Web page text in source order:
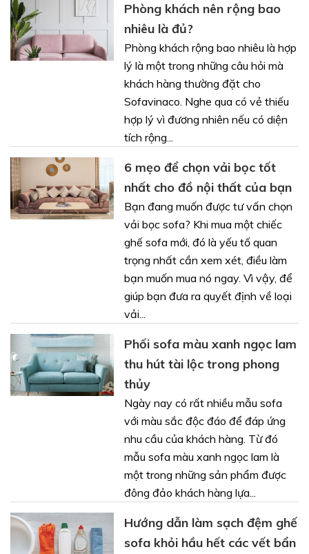
Phòng khách nên rộng bao
nhiêu là đủ?
Phòng khách rộng bao nhiêu là hợp
lý là một trong những câu hỏi mà
khách hàng thường đặt cho
Sofavinaco. Nghe qua có vẻ thiếu
hợp lý vì đương nhiên nếu có diện
tích rộng...
6 mẹo để chọn vải bọc tốt
nhất cho đồ nội thất của bạn
Bạn đang muốn được tư vấn chọn
vải bọc sofa? Khi mua một chiếc
ghế sofa mới, đó là yếu tố quan
trọng nhất cần xem xét, điều làm
bạn muốn mua nó ngay. Vì vậy, để
giúp bạn đưa ra quyết định về loại
vải...
Phối sofa màu xanh ngọc lam
thu hút tài lộc trong phong
thủy
Ngày nay có rất nhiều mẫu sofa
với màu sắc độc đáo để đáp ứng
nhu cầu của khách hàng. Từ đó
mẫu sofa màu xanh ngọc lam là
một trong những sản phẩm được
đông đảo khách hàng lựa...
Hướng dẫn làm sạch đệm ghế
sofa khỏi hầu hết các vết bẩn